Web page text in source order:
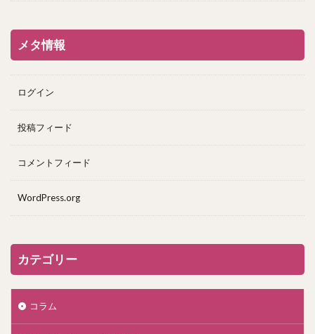
メタ情報
ログイン
投稿フィード
コメントフィード
WordPress.org
カテゴリー
コラム